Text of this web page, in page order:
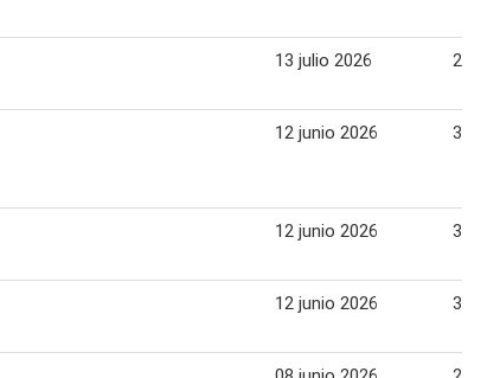
13 julio 2026 20
12 junio 2026 30
12 junio 2026 30
12 junio 2026 30